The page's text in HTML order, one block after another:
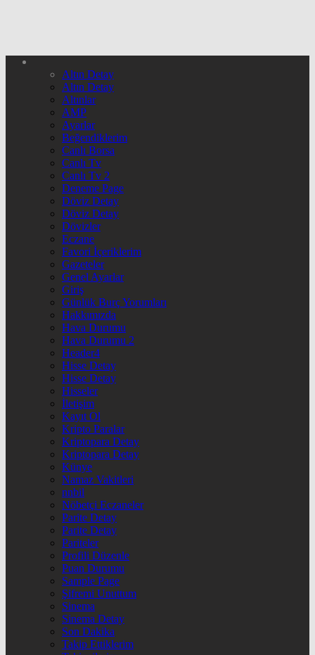
Altın Detay
Altın Detay
Altınlar
AMP
Ayarlar
Beğendiklerim
Canlı Borsa
Canlı Tv
Canlı Tv 2
Deneme Page
Döviz Detay
Döviz Detay
Dövizler
Eczane
Favori İçeriklerim
Gazeteler
Genel Ayarlar
Giriş
Günlük Burç Yorumları
Hakkımızda
Hava Durumu
Hava Durumu 2
Header4
Hisse Detay
Hisse Detay
Hisseler
İletişim
Kayıt Ol
Kripto Paralar
Kriptopara Detay
Kriptopara Detay
Künye
Namaz Vakitleri
nnbil
Nöbetçi Eczaneler
Parite Detay
Parite Detay
Pariteler
Profili Düzenle
Puan Durumu
Sample Page
Şifremi Unuttum
Sinema
Sinema Detay
Son Dakika
Takip Ettiklerim